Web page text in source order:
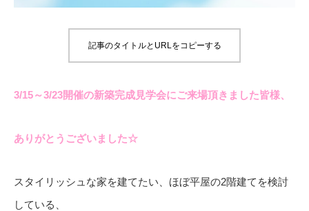
記事のタイトルとURLをコピーする
3/15～3/23開催の新築完成見学会にご来場頂きました皆様、
ありがとうございました☆
スタイリッシュな家を建てたい、ほぼ平屋の2階建てを検討
している、